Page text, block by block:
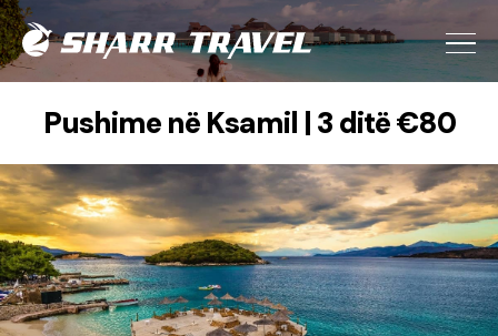
Pushime në Ksamil | 3 ditë €80